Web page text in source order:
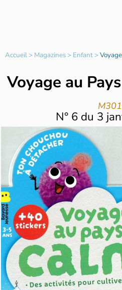
Accueil> Magazines> Enfant>
Voyage au
N° 6 du 3